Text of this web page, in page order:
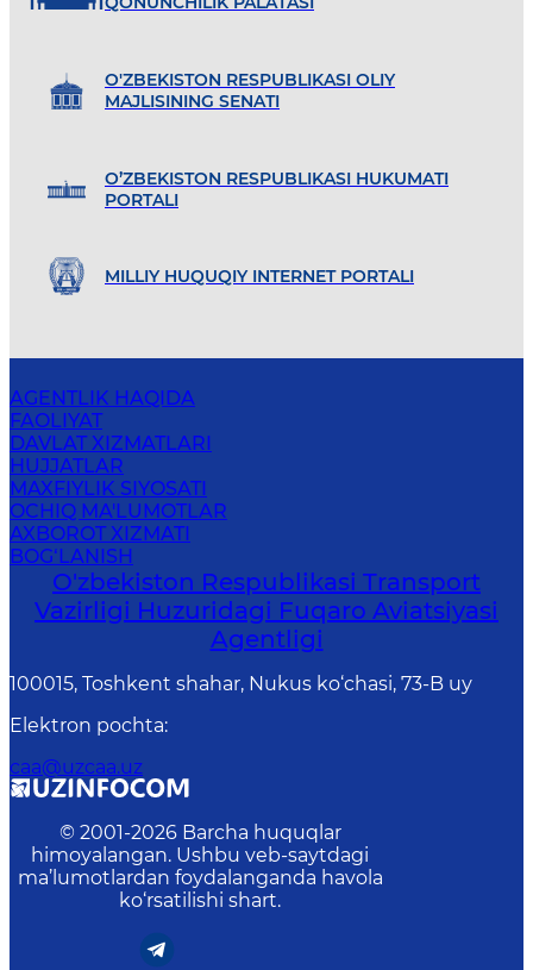
O'ZBEKISTON RESPUBLIKASI OLIY
MAJLISINING SENATI
O’ZBEKISTON RESPUBLIKASI HUKUMATI
PORTALI
MILLIY HUQUQIY INTERNET PORTALI
AGENTLIK HAQIDA
FAOLIYAT
DAVLAT XIZMATLARI
HUJJATLAR
MAXFIYLIK SIYOSATI
OCHIQ MA'LUMOTLAR
AXBOROT XIZMATI
BOG‘LANISH
O'zbekiston Respublikasi Transport
Vazirligi Huzuridagi Fuqaro Aviatsiyasi
Agentligi
100015, Toshkent shahar, Nukus ko‘chasi, 73-B uу
Elektron pochta:
caa@uzcaa.uz
© 2001-2026 Barcha huquqlar
himoyalangan. Ushbu veb-saytdagi
ma’lumotlardan foydalanganda havola
ko‘rsatilishi shart.